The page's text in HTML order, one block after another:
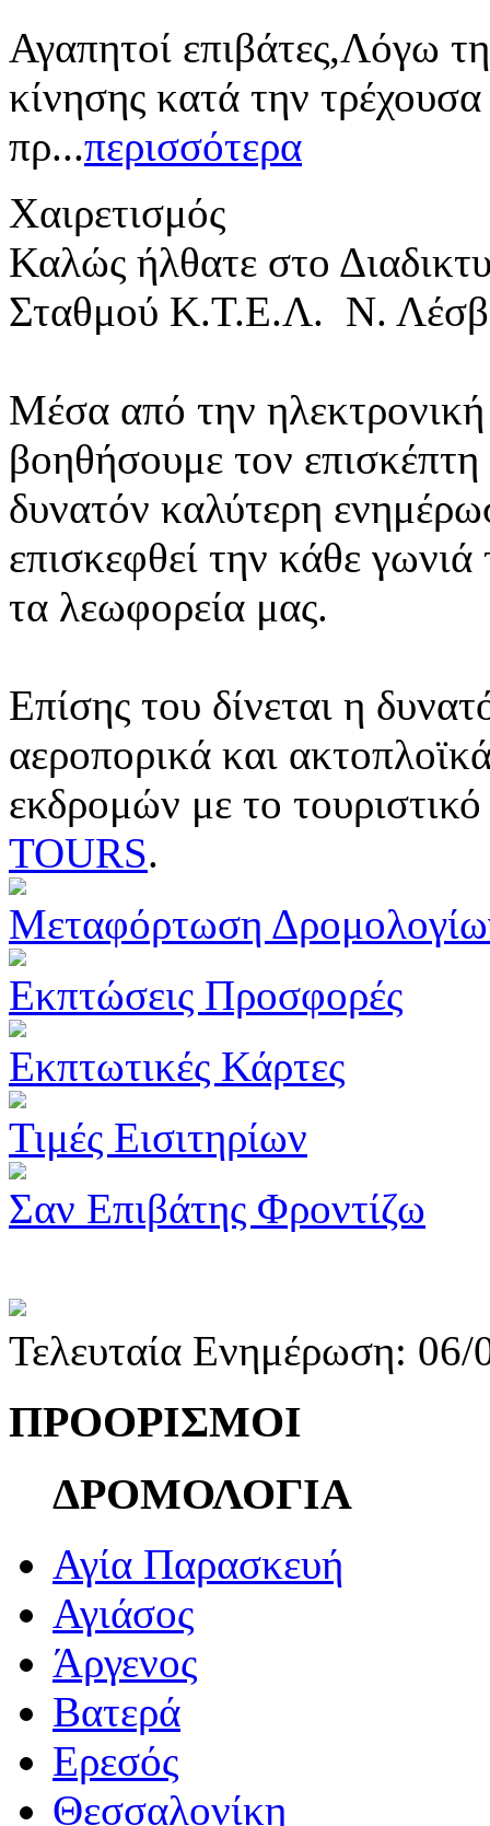
Αγαπητοί επιβάτες,Λόγω
κίνησης κατά την
πρ...περισσότερα
Χαιρετισμός
Καλώς ήλθατε στο
Σταθμού Κ.Τ.Ε.Λ. Ν.
Μέσα από την ηλεκτρονική
βοηθήσουμε τον
δυνατόν καλύτερη
επισκεφθεί την κάθε
τα λεωφορεία μας.
Επίσης του δίνεται η
αεροπορικά και
εκδρομών με το
TOURS.
Μεταφόρτωση
Εκπτώσεις Προσφορές
Εκπτωτικές Κάρτες
Τιμές Εισιτηρίων
Σαν Επιβάτης Φροντίζω
Τελευταία Ενημέρωση:
ΠΡΟΟΡΙΣΜΟΙ
ΔΡΟΜΟΛΟΓΙΑ
Αγία Παρασκευή
Αγιάσος
Άργενος
Βατερά
Ερεσός
Θεσσαλονίκη